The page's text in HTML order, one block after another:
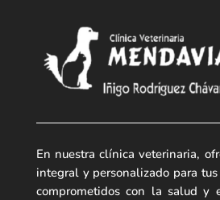
En nuestra clínica veterinaria,
integral y personalizado para tus
comprometidos con la salud y